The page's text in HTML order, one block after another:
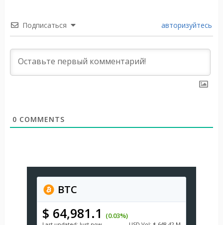
Подписаться авторизуйтесь
0 COMMENTS
BTC
$ 64,981.1 (0.03%)